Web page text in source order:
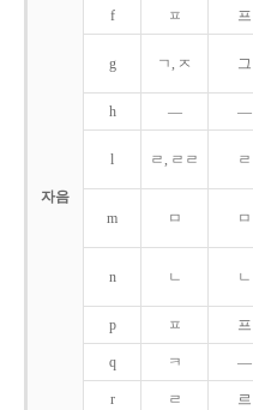
자음
f ㅍ 프
g ㄱ, ㅈ 그
h ― ―
l ㄹ, ㄹㄹ ㄹ
m ㅁ ㅁ
n ㄴ ㄴ
p ㅍ 프
q ㅋ ―
r ㄹ 르